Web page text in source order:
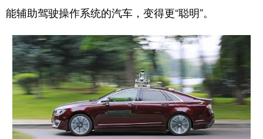
能辅助驾驶操作系统的汽车，变得更“聪明”。